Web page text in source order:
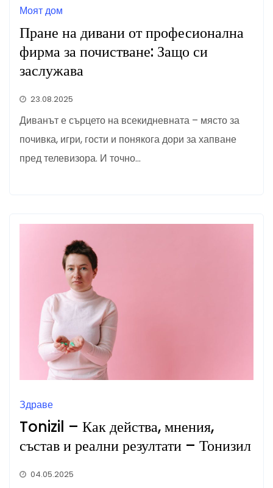
Моят дом
Пране на дивани от професионална
фирма за почистване: Защо си
заслужава
23.08.2025
Диванът е сърцето на всекидневната – място за
почивка, игри, гости и понякога дори за хапване
пред телевизора. И точно…
Здраве
Tonizil – Как действа, мнения,
състав и реални резултати – Тонизил
04.05.2025